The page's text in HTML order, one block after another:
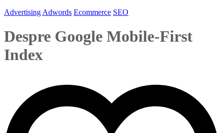
Advertising Adwords Ecommerce SEO
Despre Google Mobile-First
Index